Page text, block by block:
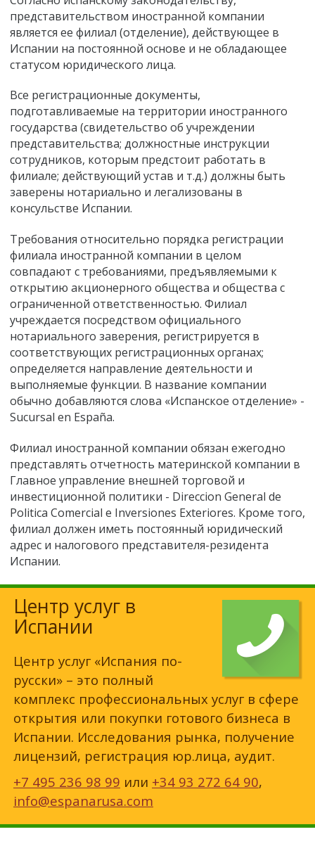
представительством иностранной компании
является ее филиал (отделение), действующее в
Испании на постоянной основе и не обладающее
статусом юридического лица.
Все регистрационные документы,
подготавливаемые на территории иностранного
государства (свидетельство об учреждении
представительства; должностные инструкции
сотрудников, которым предстоит работать в
филиале; действующий устав и т.д.) должны быть
заверены нотариально и легализованы в
консульстве Испании.
Требования относительно порядка регистрации
филиала иностранной компании в целом
совпадают с требованиями, предъявляемыми к
открытию акционерного общества и общества с
ограниченной ответственностью. Филиал
учреждается посредством официального
нотариального заверения, регистрируется в
соответствующих регистрационных органах;
определяется направление деятельности и
выполняемые функции. В название компании
обычно добавляются слова «Испанское отделение» -
Sucursal en España.
Филиал иностранной компании обязан ежегодно
представлять отчетность материнской компании в
Главное управление внешней торговой и
инвестиционной политики - Direccion General de
Politica Comercial e Inversiones Exteriores. Кроме того,
филиал должен иметь постоянный юридический
адрес и налогового представителя-резидента
Испании.
Центр услуг в
Испании
Центр услуг «Испания по-
русски» – это полный
комплекс профессиональных услуг в сфере
открытия или покупки готового бизнеса в
Испании. Исследования рынка, получение
лицензий, регистрация юр.лица, аудит.
+7 495 236 98 99 или +34 93 272 64 90,
info@espanarusa.com